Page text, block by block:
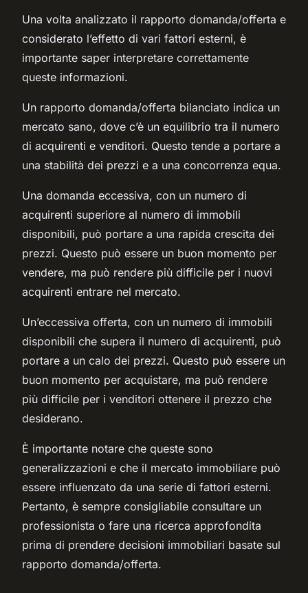
Una volta analizzato il rapporto domanda/offerta e
considerato l’effetto di vari fattori esterni, è
importante saper interpretare correttamente
queste informazioni.
Un rapporto domanda/offerta bilanciato indica un
mercato sano, dove c’è un equilibrio tra il numero
di acquirenti e venditori. Questo tende a portare a
una stabilità dei prezzi e a una concorrenza equa.
Una domanda eccessiva, con un numero di
acquirenti superiore al numero di immobili
disponibili, può portare a una rapida crescita dei
prezzi. Questo può essere un buon momento per
vendere, ma può rendere più difficile per i nuovi
acquirenti entrare nel mercato.
Un’eccessiva offerta, con un numero di immobili
disponibili che supera il numero di acquirenti, può
portare a un calo dei prezzi. Questo può essere un
buon momento per acquistare, ma può rendere
più difficile per i venditori ottenere il prezzo che
desiderano.
È importante notare che queste sono
generalizzazioni e che il mercato immobiliare può
essere influenzato da una serie di fattori esterni.
Pertanto, è sempre consigliabile consultare un
professionista o fare una ricerca approfondita
prima di prendere decisioni immobiliari basate sul
rapporto domanda/offerta.